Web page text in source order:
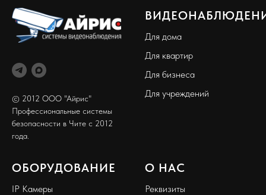
© 2012 ООО "Айрис"
Профессиональные системы
безопасности в Чите с 2012
года.
Для дома
Для квартир
Для бизнеса
Для учреждений
ОБОРУДОВАНИЕ
IP Камеры
О НАС
Реквизиты